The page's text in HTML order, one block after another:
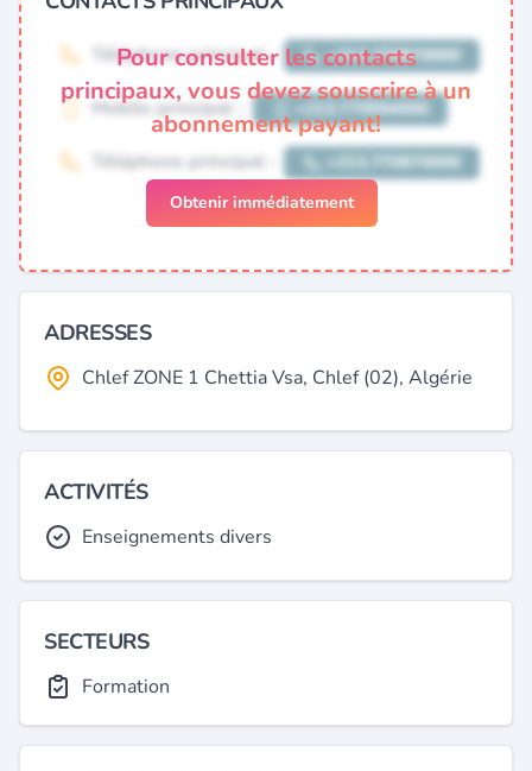
Pour consulter les contacts
principaux, vous devez souscrire à un
abonnement payant!
Obtenir immédiatement
ADRESSES
Chlef ZONE 1 Chettia Vsa, Chlef (02), Algérie
ACTIVITÉS
Enseignements divers
SECTEURS
Formation